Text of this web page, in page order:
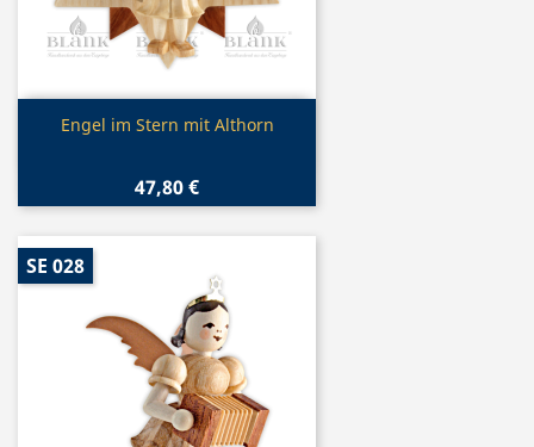
 Vorschau
Engel im Stern mit Althorn
47,80 €
SE 028